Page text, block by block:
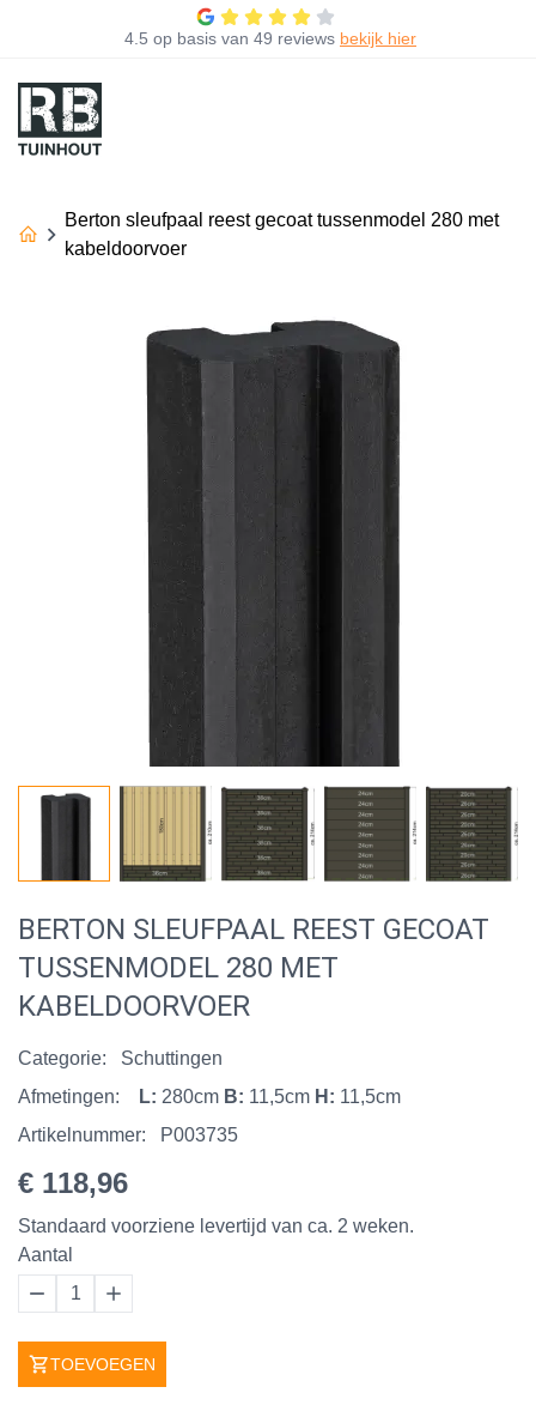
4.5 op basis van 49 reviews bekijk hier
Berton sleufpaal reest gecoat tussenmodel 280 met
kabeldoorvoer
BERTON SLEUFPAAL REEST GECOAT
TUSSENMODEL 280 MET
KABELDOORVOER
Categorie:
Schuttingen
Afmetingen:
L: 280cm B: 11,5cm H: 11,5cm
Artikelnummer:
P003735
€ 118,96
Standaard voorziene levertijd van ca. 2 weken.
Aantal
1
TOEVOEGEN